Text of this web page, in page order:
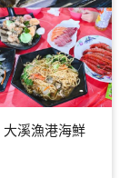
大溪漁港海鮮